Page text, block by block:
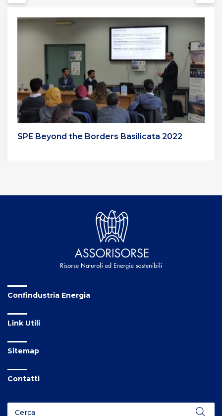
SPE Beyond the Borders Basilicata 2022
Confindustria Energia
Link Utili
Sitemap
Contatti